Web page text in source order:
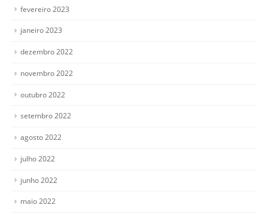
fevereiro 2023
janeiro 2023
dezembro 2022
novembro 2022
outubro 2022
setembro 2022
agosto 2022
julho 2022
junho 2022
maio 2022